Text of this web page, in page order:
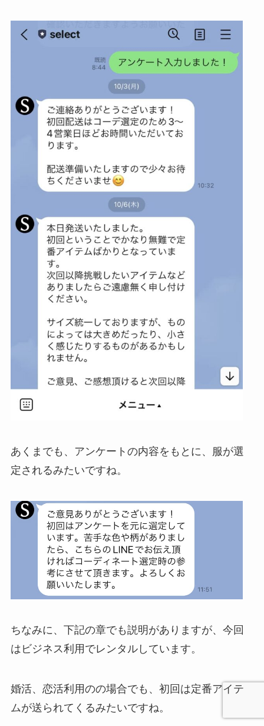
あくまでも、アンケートの内容をもとに、服が選
定されるみたいですね。
ちなみに、下記の章でも説明がありますが、今回
はビジネス利用でレンタルしています。
婚活、恋活利用のの場合でも、初回は定番アイテ
ムが送られてくるみたいですね。